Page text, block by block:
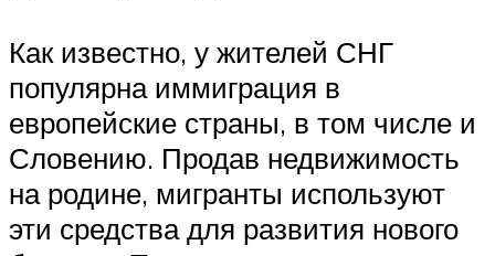
Как известно, у жителей СНГ
популярна иммиграция в
европейские страны, в том числе и
Словению. Продав недвижимость
на родине, мигранты используют
эти средства для развития нового